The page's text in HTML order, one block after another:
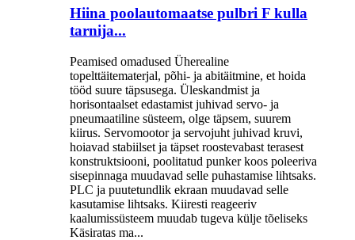
Hiina poolautomaatse pulbri F kulla
tarnija...
Peamised omadused Üherealine
topelttäitematerjal, põhi- ja abitäitmine, et hoida
tööd suure täpsusega. Üleskandmist ja
horisontaalset edastamist juhivad servo- ja
pneumaatiline süsteem, olge täpsem, suurem
kiirus. Servomootor ja servojuht juhivad kruvi,
hoiavad stabiilset ja täpset roostevabast terasest
konstruktsiooni, poolitatud punker koos poleeriva
sisepinnaga muudavad selle puhastamise lihtsaks.
PLC ja puutetundlik ekraan muudavad selle
kasutamise lihtsaks. Kiiresti reageeriv
kaalumissüsteem muudab tugeva külje tõeliseks
Käsiratas ma...